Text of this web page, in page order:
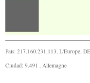
País: 217.160.231.113, L'Europe, DE
Ciudad: 9.491 , Allemagne